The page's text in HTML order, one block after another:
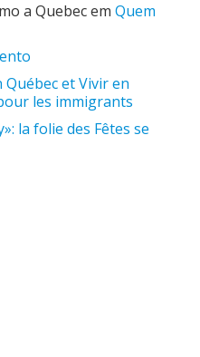
a Quebecem Quem
Québec et Vivir en
les immigrants
la folie des Fêtes se